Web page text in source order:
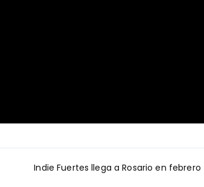
Indie Fuertes llega a Rosario en febrero